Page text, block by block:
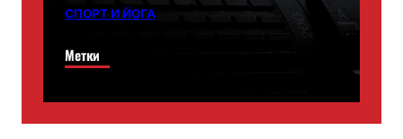
СПОРТ И ЙОГА
Метки